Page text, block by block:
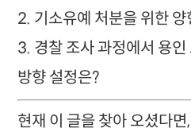
2. 기소유예 처분을 위한
3. 경찰 조사 과정에서 용
방향 설정은?
현재 이 글을 찾아 오셨다